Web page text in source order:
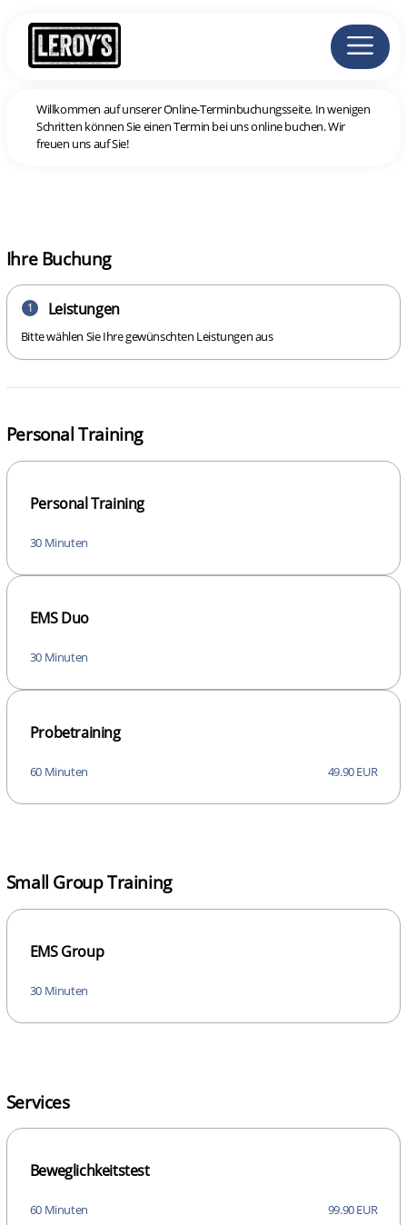
Willkommen auf unserer Online-Terminbuchungsseite. In wenigen
Schritten können Sie einen Termin bei uns online buchen. Wir
freuen uns auf Sie!
Personal Training
Personal Training
30 Minuten
EMS Duo
30 Minuten
Probetraining
60 Minuten 49.90 EUR
Small Group Training
EMS Group
30 Minuten
Services
Beweglichkeitstest
60 Minuten
99.90 EUR
Ihre Buchung
1 Leistungen
Bitte wählen Sie Ihre gewünschten Leistungen aus